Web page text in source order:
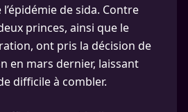
de sida. Contre
princes, ainsi que le
ont pris la décision de
en mars dernier, laissant
difficile à combler.​